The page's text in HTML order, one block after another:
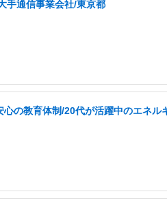
手通信事業会社/東京都
の教育体制/20代が活躍中のエネル